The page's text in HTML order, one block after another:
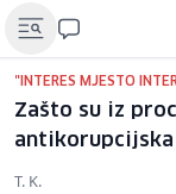
"INTERES MJESTO
Zašto su iz
antikorupcijska
T. K.